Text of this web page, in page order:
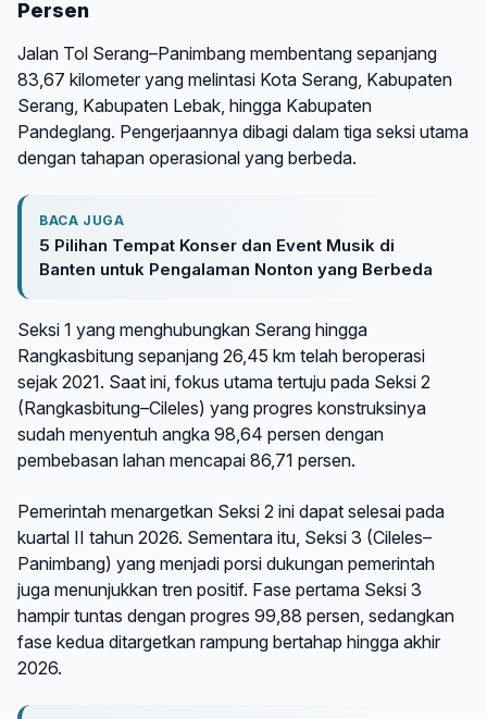
Persen
Jalan Tol Serang–Panimbang membentang sepanjang
83,67 kilometer yang melintasi Kota Serang, Kabupaten
Serang, Kabupaten Lebak, hingga Kabupaten
Pandeglang. Pengerjaannya dibagi dalam tiga seksi utama
dengan tahapan operasional yang berbeda.
BACA JUGA
5 Pilihan Tempat Konser dan Event Musik di
Banten untuk Pengalaman Nonton yang Berbeda
Seksi 1 yang menghubungkan Serang hingga
Rangkasbitung sepanjang 26,45 km telah beroperasi
sejak 2021. Saat ini, fokus utama tertuju pada Seksi 2
(Rangkasbitung–Cileles) yang progres konstruksinya
sudah menyentuh angka 98,64 persen dengan
pembebasan lahan mencapai 86,71 persen.
Pemerintah menargetkan Seksi 2 ini dapat selesai pada
kuartal II tahun 2026. Sementara itu, Seksi 3 (Cileles–
Panimbang) yang menjadi porsi dukungan pemerintah
juga menunjukkan tren positif. Fase pertama Seksi 3
hampir tuntas dengan progres 99,88 persen, sedangkan
fase kedua ditargetkan rampung bertahap hingga akhir
2026.